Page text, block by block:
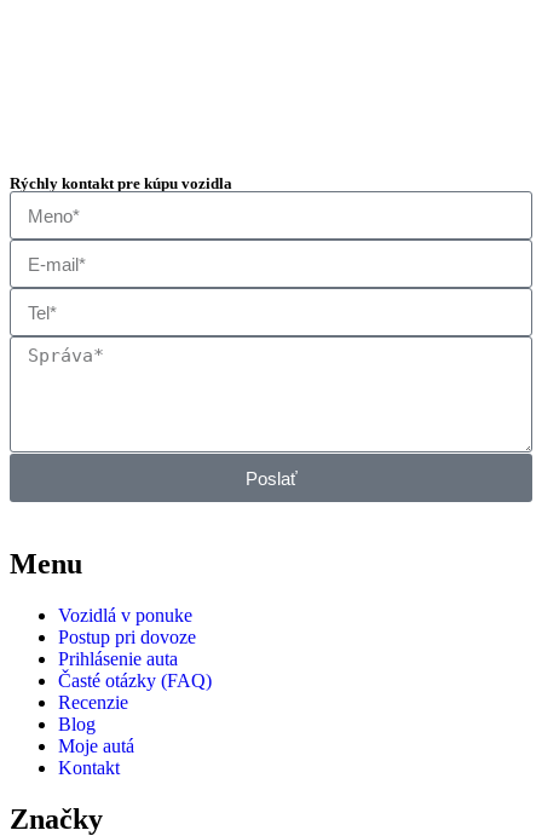
Rýchly kontakt pre kúpu vozidla
Poslať
Menu
Vozidlá v ponuke
Postup pri dovoze
Prihlásenie auta
Časté otázky (FAQ)
Recenzie
Blog
Moje autá
Kontakt
Značky